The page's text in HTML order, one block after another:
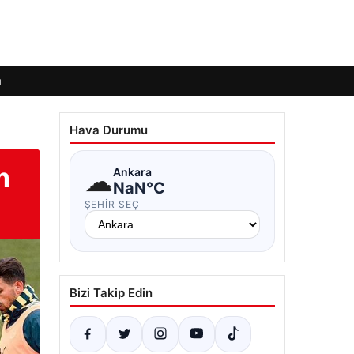
Hava Durumu
☁Ankara
NaN°C
ŞEHIR SEÇ
Bizi Takip Edin